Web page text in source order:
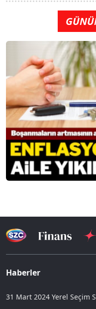
Haberler
31 Mart 2024 Yerel Seçim